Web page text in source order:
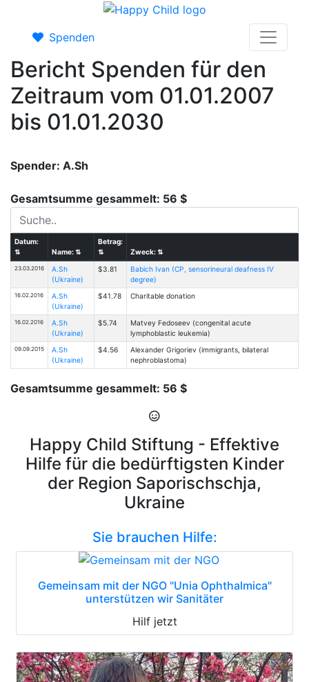
Spenden
Bericht Spenden für den
Zeitraum vom 01.01.2007
bis 01.01.2030
Spender: A.Sh
Gesamtsumme gesammelt: 56 $
Datum:
⇅
Name:⇅
Betrag:
⇅
Zweck:⇅
23.03.2016
A.Sh
(Ukraine)
$3.81
Babich Ivan (CP, sensorineural deafness IV
degree)
16.02.2016
A.Sh
(Ukraine)
$41.78 Charitable donation
16.02.2016
A.Sh
(Ukraine)
$5.74
Matvey Fedoseev (congenital acute
lymphoblastic leukemia)
09.09.2015
A.Sh
(Ukraine)
$4.56
Alexander Grigoriev (immigrants, bilateral
nephroblastoma)
Gesamtsumme gesammelt: 56 $
Happy Child Stiftung - Effektive
Hilfe für die bedürftigsten Kinder
der Region Saporischschja,
Ukraine
Sie brauchen Hilfe:
Gemeinsam mit der NGO "Unia Ophthalmica"
unterstützen wir Sanitäter
Hilf jetzt